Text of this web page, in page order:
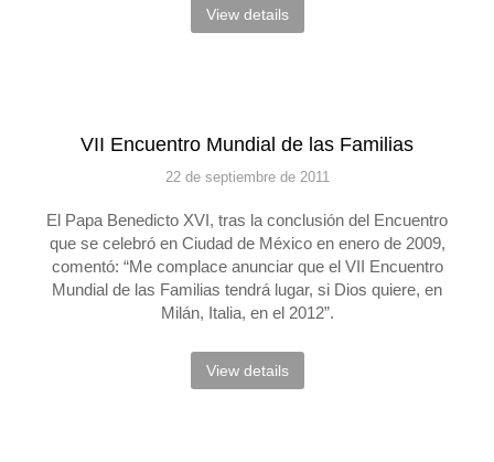
View details
VII Encuentro Mundial de las Familias
22 de septiembre de 2011
El Papa Benedicto XVI, tras la conclusión del Encuentro
que se celebró en Ciudad de México en enero de 2009,
comentó: “Me complace anunciar que el VII Encuentro
Mundial de las Familias tendrá lugar, si Dios quiere, en
Milán, Italia, en el 2012”.
View details